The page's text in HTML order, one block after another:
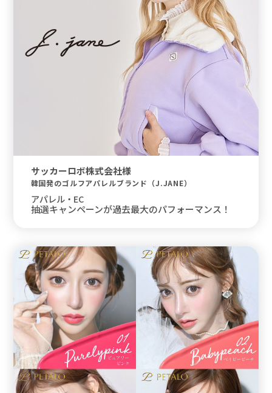
サッカーロボ株式会社様
韓国発のゴルフアパレルブランド（J.JANE）
アパレル・EC
抽選キャンペーンが過去最大のパフォーマンス！